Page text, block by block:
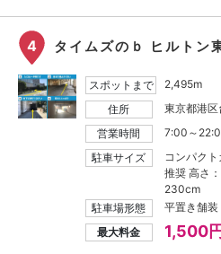
4 タイムズのｂ ヒルトン
スポットまで
2,495m
住所
東京都港
営業時間
7:00～
駐車サイズ
コンパク
推奨 高さ
230cm
駐車場形態
平置き舗装
最大料金
1,500円